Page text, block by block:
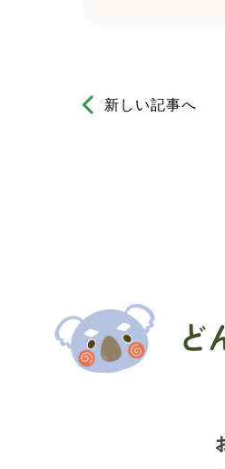
新しい記事へ
ど